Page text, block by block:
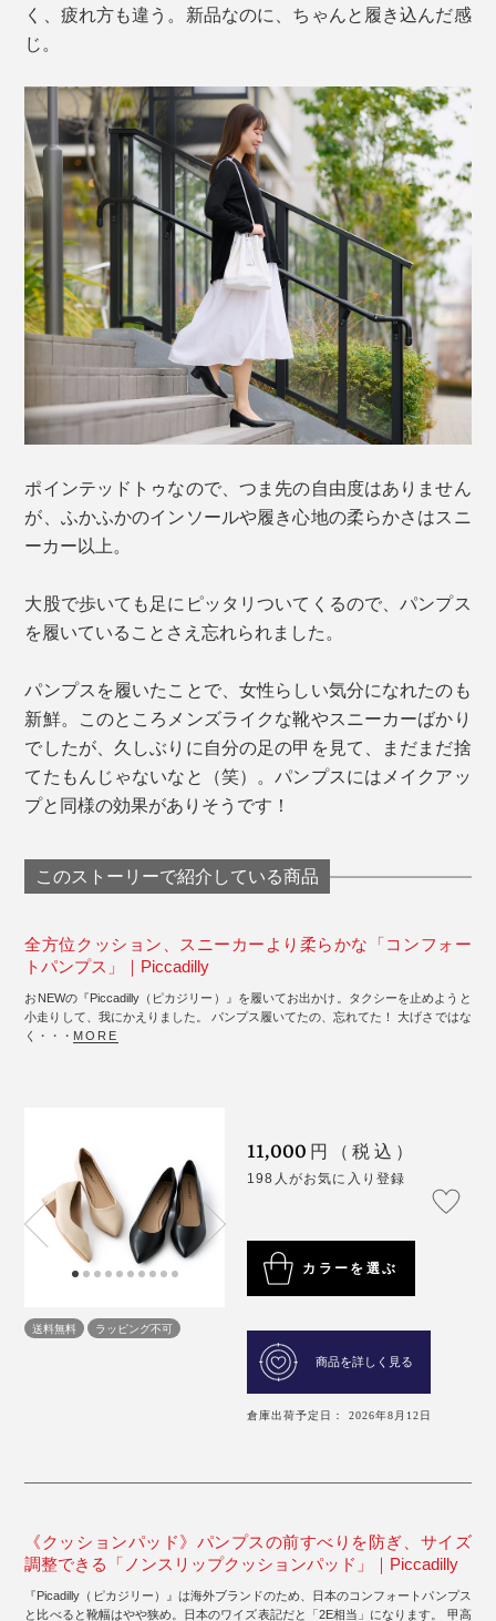
く、疲れ方も違う。新品なのに、ちゃんと履き込んだ感
じ。
ポインテッドトゥなので、つま先の自由度はありません
が、ふかふかのインソールや履き心地の柔らかさはスニ
ーカー以上。
大股で歩いても足にピッタリついてくるので、パンプス
を履いていることさえ忘れられました。
パンプスを履いたことで、女性らしい気分になれたのも
新鮮。このところメンズライクな靴やスニーカーばかり
でしたが、久しぶりに自分の足の甲を見て、まだまだ捨
てたもんじゃないなと（笑）。パンプスにはメイクアッ
プと同様の効果がありそうです！
このストーリーで紹介している商品
全方位クッション、スニーカーより柔らかな「コンフォー
トパンプス」｜Piccadilly
おNEWの『Piccadilly（ピカジリー）』を履いてお出かけ。タクシーを止めようと
小走りして、我にかえりました。 パンプス履いてたの、忘れてた！ 大げさではな
く・・・ MORE
送料無料 ラッピング不可
11,000 円（税込）
198人がお気に入り登録
カラーを選ぶ
商品を詳しく見る
倉庫出荷予定日： 2026年8月12日
《クッションパッド》パンプスの前すべりを防ぎ、サイズ
調整できる「ノンスリップクッションパッド」｜Piccadilly
『Picadilly（ピカジリー）』は海外ブランドのため、日本のコンフォートパンプス
と比べると靴幅はやや狭め。日本のワイズ表記だと「2E相当」になります。 甲高